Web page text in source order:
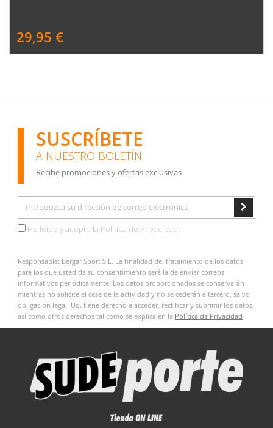
29,95 €
SUSCRÍBETE
A NUESTRO BOLETÍN
Recibe promociones y ofertas exclusivas
He leído y acepto la Política de Privacidad .
Responsable: Bergar Sport S.L. La finalidad del tratamiento de los datos
para los que usted da su consentimiento será la de enviar correos
informativos periódicamente. Los datos proporcionados se conservarán
mientras no solicite el cese de la actividad y no se cederán a tercero, salvo
obligación legal. Ud. tiene derecho a acceder, rectificar y suprimir los datos,
así como otros derechos tal como se explica en la Política de Privacidad